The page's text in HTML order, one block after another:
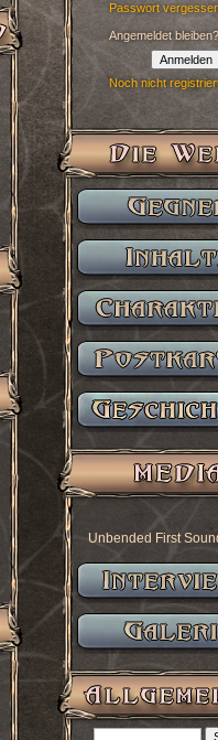
Passwort
Angemeldet bleiben?
Anmelden
Noch nicht
Unbended First